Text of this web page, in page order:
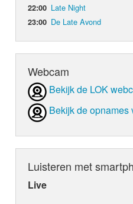
22:00 Late Night
23:00 De Late Avond
Webcam
Bekijk de LOK
Bekijk de opnames
Luisteren met
Live